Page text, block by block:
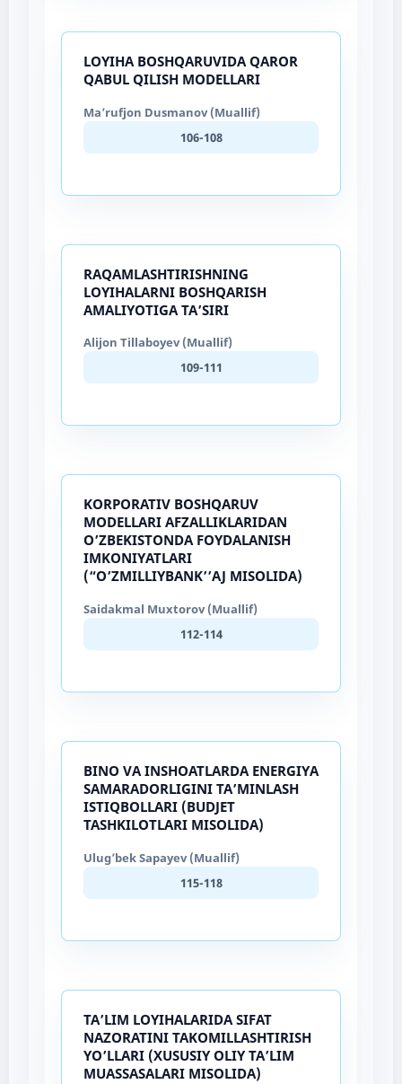
LOYIHA BOSHQARUVIDA QAROR
QABUL QILISH MODELLARI
Ma’rufjon Dusmanov (Muallif)
106-108
RAQAMLASHTIRISHNING
LOYIHALARNI BOSHQARISH
AMALIYOTIGA TA’SIRI
Alijon Tillaboyev (Muallif)
109-111
KORPORATIV BOSHQARUV
MODELLARI AFZALLIKLARIDAN
O’ZBEKISTONDA FOYDALANISH
IMKONIYATLARI
(“O’ZMILLIYBANK’’AJ MISOLIDA)
Saidakmal Muxtorov (Muallif)
112-114
BINO VA INSHOATLARDA ENERGIYA
SAMARADORLIGINI TA’MINLASH
ISTIQBOLLARI (BUDJET
TASHKILOTLARI MISOLIDA)
Ulug’bek Sapayev (Muallif)
115-118
TA’LIM LOYIHALARIDA SIFAT
NAZORATINI TAKOMILLASHTIRISH
YO’LLARI (XUSUSIY OLIY TA’LIM
MUASSASALARI MISOLIDA)